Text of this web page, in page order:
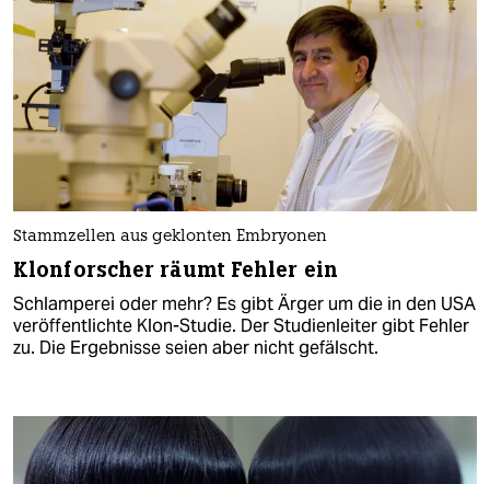
Stammzellen aus geklonten Embryonen
Klonforscher räumt Fehler ein
Schlamperei oder mehr? Es gibt Ärger um die in den USA
veröffentlichte Klon-Studie. Der Studienleiter gibt Fehler
zu. Die Ergebnisse seien aber nicht gefälscht.